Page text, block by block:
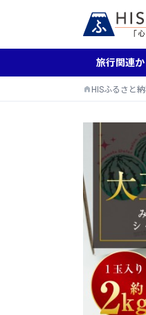
旅行関連
HISふるさと